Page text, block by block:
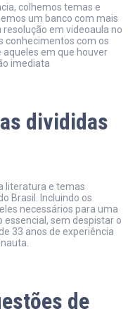
colhemos temas e
um banco com mais
em videoaula no
conhecimentos com os
em que houver
imediata
divididas
literatura e temas
Brasil. Incluindo os
necessários para uma
essencial, sem despistar o
33 anos de experiência
de